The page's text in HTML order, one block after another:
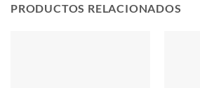
PRODUCTOS RELACIONADOS